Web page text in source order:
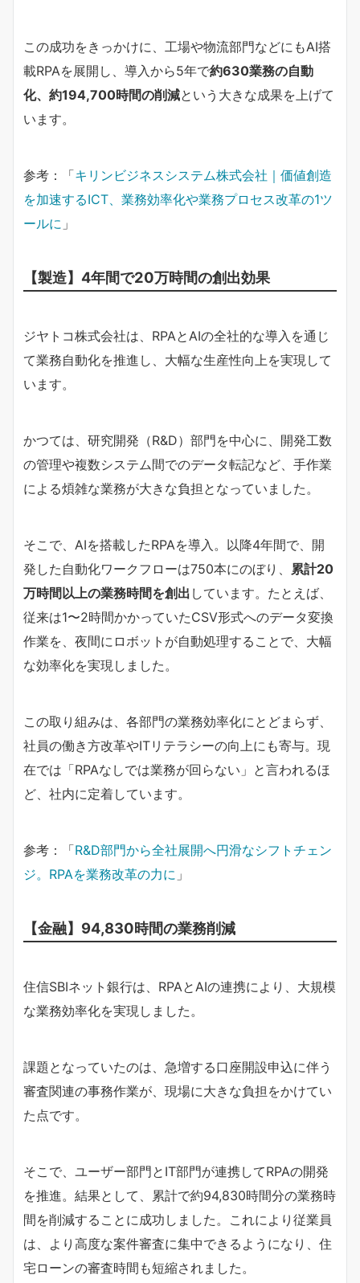
この成功をきっかけに、工場や物流部門などにもAI搭
載RPAを展開し、導入から5年で約630業務の自動
化、約194,700時間の削減という大きな成果を上げて
います。
参考：「キリンビジネスシステム株式会社｜価値創造
を加速するICT、業務効率化や業務プロセス改革の1ツ
ールに 」
【製造】4年間で20万時間の創出効果
ジヤトコ株式会社は、RPAとAIの全社的な導入を通じ
て業務自動化を推進し、大幅な生産性向上を実現して
います。
かつては、研究開発（R&D）部門を中心に、開発工数
の管理や複数システム間でのデータ転記など、手作業
による煩雑な業務が大きな負担となっていました。
そこで、AIを搭載したRPAを導入。以降4年間で、開
発した自動化ワークフローは750本にのぼり、 累計20
万時間以上の業務時間を創出 しています。たとえば、
従来は1〜2時間かかっていたCSV形式へのデータ変換
作業を、夜間にロボットが自動処理することで、大幅
な効率化を実現しました。
この取り組みは、各部門の業務効率化にとどまらず、
社員の働き方改革やITリテラシーの向上にも寄与。現
在では「RPAなしでは業務が回らない」と言われるほ
ど、社内に定着しています。
参考：「R&D部門から全社展開へ円滑なシフトチェン
ジ。RPAを業務改革の力に 」
【金融】94,830時間の業務削減
住信SBIネット銀行は、RPAとAIの連携により、大規模
な業務効率化を実現しました。
課題となっていたのは、急増する口座開設申込に伴う
審査関連の事務作業が、現場に大きな負担をかけてい
た点です。
そこで、ユーザー部門とIT部門が連携してRPAの開発
を推進。結果として、累計で約94,830時間分の業務時
間を削減することに成功しました。これにより従業員
は、より高度な案件審査に集中できるようになり、住
宅ローンの審査時間も短縮されました。